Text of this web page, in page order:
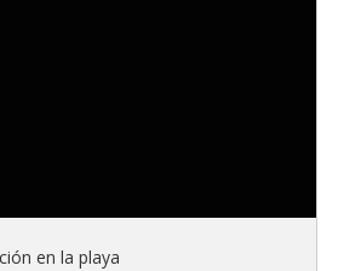
en la playa